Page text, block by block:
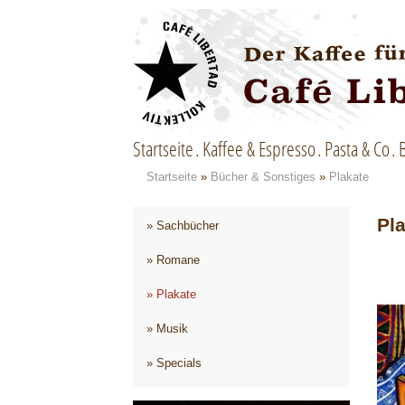
Startseite Kaffee & Espresso Pasta & Co
Startseite » Bücher & Sonstiges » Plakate
» Sachbücher
» Romane
» Plakate
» Musik
» Specials